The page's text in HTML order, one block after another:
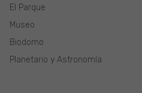
El Parque
Museo
Biodomo
Planetario y Astronomía